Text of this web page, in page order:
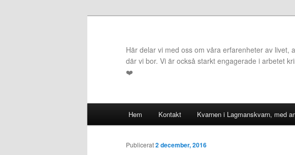
Här delar vi med oss om våra erfarenheter av livet,
där vi bor. Vi är också starkt engagerade i arbetet
❤️
Hem Kontakt Kvarnen i Lagmanskvarn, med
Publicerat2 december, 2016